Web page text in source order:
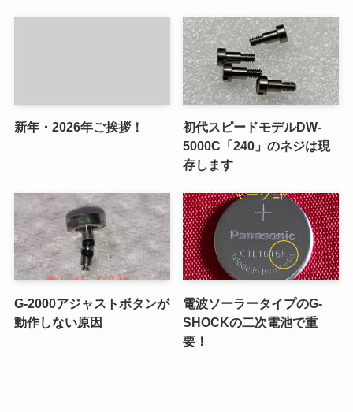
新年・2026年ご挨拶！
初代スピードモデルDW-
5000C「240」のネジは現
存します
G-2000アジャストボタンが
動作しない原因
電波ソーラータイプのG-
SHOCKの二次電池で重
要！